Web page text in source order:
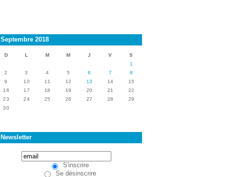
Septembre 2018
D L M M J V
S
1
2
3 4 5 6 7
8
9
10 11 12 13 14
15
16
17 18 19 20 21
22
23
24 25 26 27 28
29
30
Newsletter
S'inscrire
Se désinscrire